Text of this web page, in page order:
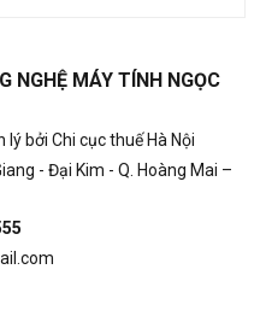
NGHỆ MÁY TÍNH NGỌC
lý bởi Chi cục thuế Hà Nội
- Đại Kim - Q. Hoàng Mai –